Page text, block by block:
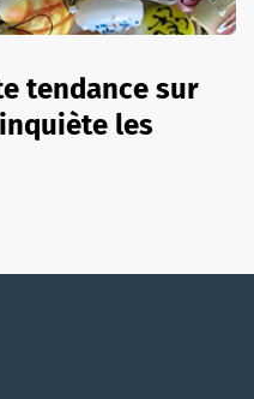
tendance sur
les